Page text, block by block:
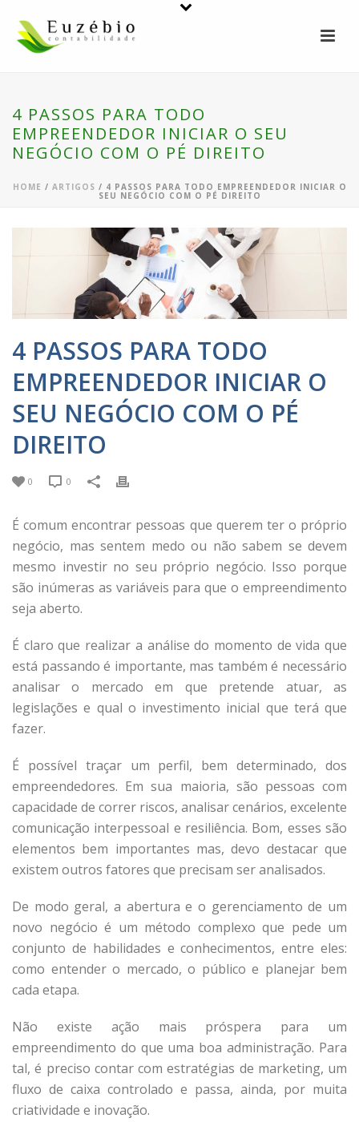
4 PASSOS PARA TODO
EMPREENDEDOR INICIAR O SEU
NEGÓCIO COM O PÉ DIREITO
HOME / ARTIGOS / 4 PASSOS PARA TODO EMPREENDEDOR INICIAR O
SEU NEGÓCIO COM O PÉ DIREITO
4 PASSOS PARA TODO
EMPREENDEDOR INICIAR O
SEU NEGÓCIO COM O PÉ
DIREITO
0 0
É comum encontrar pessoas que querem ter o próprio
negócio, mas sentem medo ou não sabem se devem
mesmo investir no seu próprio negócio. Isso porque
são inúmeras as variáveis para que o empreendimento
seja aberto.
É claro que realizar a análise do momento de vida que
está passando é importante, mas também é necessário
analisar o mercado em que pretende atuar, as
legislações e qual o investimento inicial que terá que
fazer.
É possível traçar um perfil, bem determinado, dos
empreendedores. Em sua maioria, são pessoas com
capacidade de correr riscos, analisar cenários, excelente
comunicação interpessoal e resiliência. Bom, esses são
elementos bem importantes mas, devo destacar que
existem outros fatores que precisam ser analisados.
De modo geral, a abertura e o gerenciamento de um
novo negócio é um método complexo que pede um
conjunto de habilidades e conhecimentos, entre eles:
como entender o mercado, o público e planejar bem
cada etapa.
Não existe ação mais próspera para um
empreendimento do que uma boa administração. Para
tal, é preciso contar com estratégias de marketing, um
fluxo de caixa controlado e passa, ainda, por muita
criatividade e inovação.